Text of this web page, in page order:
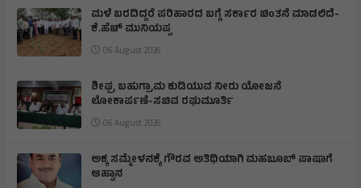
ಮಳೆ ಬರದಿದ್ದರೆ ಪರಿಹಾರದ ಬಗ್ಗೆ ಸರ್ಕಾರ ಚಿಂತನೆ ಮಾಡಲಿದೆ-
ಕೆ.ಹೆಚ್ ಮುನಿಯಪ್ಪ
06 August 2026
ಶೀಘ್ರ ಬಹುಗ್ರಾಮ ಕುಡಿಯುವ ನೀರು ಯೋಜನೆ
ಲೋಕಾರ್ಪಣೆ-ಸಚಿವ ರಘುಮೂರ್ತಿ
06 August 2026
ಅಕ್ಕ ಸಮ್ಮೇಳನಕ್ಕೆ ಗೌರವ ಅತಿಥಿಯಾಗಿ ಮಹಬೂಬ್ ಪಾಷಾಗೆ
ಆಹ್ವಾನ